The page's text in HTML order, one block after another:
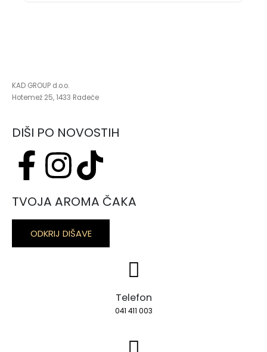
KAD GROUP d.o.o.
Hotemež 25, 1433 Radeče
DIŠI PO NOVOSTIH
TVOJA AROMA ČAKA
ODKRIJ DIŠAVE
Telefon
041 411 003